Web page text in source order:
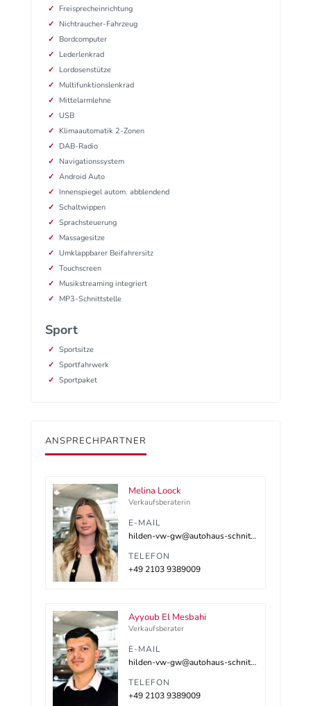
Freisprecheinrichtung
Nichtraucher-Fahrzeug
Bordcomputer
Lederlenkrad
Lordosenstütze
Multifunktionslenkrad
Mittelarmlehne
USB
Klimaautomatik 2-Zonen
DAB-Radio
Navigationssystem
Android Auto
Innenspiegel autom. abblendend
Schaltwippen
Sprachsteuerung
Massagesitze
Umklappbarer Beifahrersitz
Touchscreen
Musikstreaming integriert
MP3-Schnittstelle
Sport
Sportsitze
Sportfahrwerk
Sportpaket
ANSPRECHPARTNER
Melina Loock
Verkaufsberaterin
E-MAIL
hilden-vw-gw@autohaus-schnitzler.dealerdesk.de
TELEFON
+49 2103 9389009
Ayyoub El Mesbahi
Verkaufsberater
E-MAIL
hilden-vw-gw@autohaus-schnitzler.dealerdesk.de
TELEFON
+49 2103 9389009